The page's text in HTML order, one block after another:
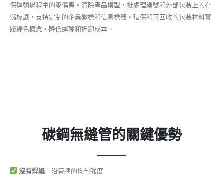
保運輸過程中的零傷害。清除產品模型，批處理編號和外部包裝上的存
儲標識，支持定制的企業徽標和信息標籤。環保和可回收的包裝材料實
踐綠色概念，降低運輸和拆卸成本。
碳鋼無縫管的關鍵優勢
沒有焊縫- 沿管牆的均勻強度